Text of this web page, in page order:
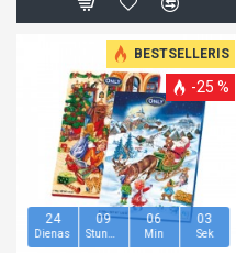
BESTSELLERIS
-25 %
24
Dienas
09 06
Min
02
Sek